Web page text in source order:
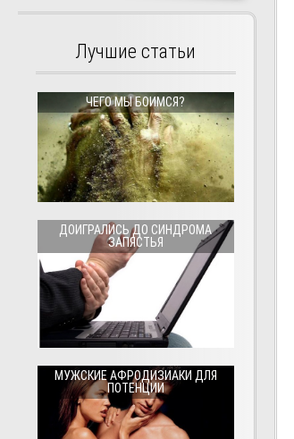
Лучшие статьи
ЧЕГО МЫ БОИМСЯ?
ДОИГРАЛИСЬ ДО СИНДРОМА
ЗАПЯСТЬЯ
МУЖСКИЕ АФРОДИЗИАКИ ДЛЯ
ПОТЕНЦИИ